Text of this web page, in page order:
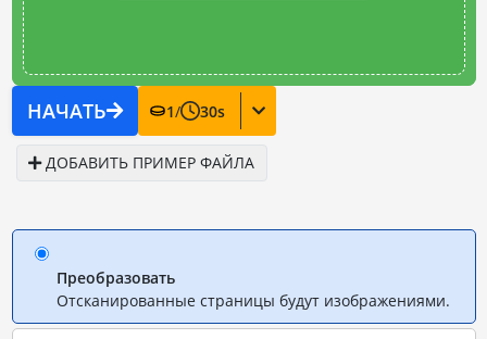
НАЧАТЬ 1/ 30s
ДОБАВИТЬ ПРИМЕР ФАЙЛА
Преобразовать
Отсканированные страницы будут изображениями.